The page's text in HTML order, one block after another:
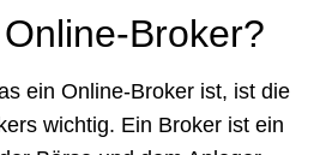
Broker?
ein Online-Broker ist, ist die
wichtig. Ein Broker ist ein